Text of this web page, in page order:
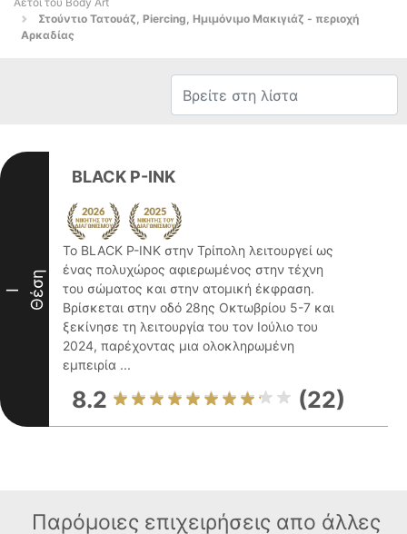
Στούντιο Τατουάζ, Piercing, Ημιμόνιμο Μακιγιάζ - περιοχή
Αρκαδίας
I Θέση
BLACK P-INK
Το BLACK P-INK στην Τρίπολη λειτουργεί ως
ένας πολυχώρος αφιερωμένος στην τέχνη
του σώματος και στην ατομική έκφραση.
Βρίσκεται στην οδό 28ης Οκτωβρίου 5-7 και
ξεκίνησε τη λειτουργία του τον Ιούλιο του
2024, παρέχοντας μια ολοκληρωμένη
εμπειρία ...
8.2 (22)
Παρόμοιες επιχειρήσεις απο άλλες